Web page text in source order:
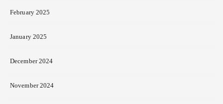
February 2025
January 2025
December 2024
November 2024